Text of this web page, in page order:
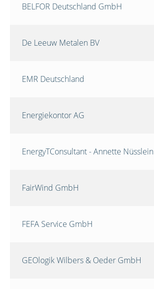
BELFOR Deutschland GmbH
De Leeuw Metalen BV
EMR Deutschland
Energiekontor AG
EnergyTConsultant - Annette Nüsslein
FairWind GmbH
FEFA Service GmbH
GEOlogik Wilbers & Oeder GmbH